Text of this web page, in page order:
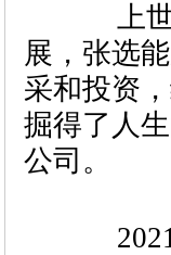
上世
展，张选
采和投资
掘得了人
公司。
2021